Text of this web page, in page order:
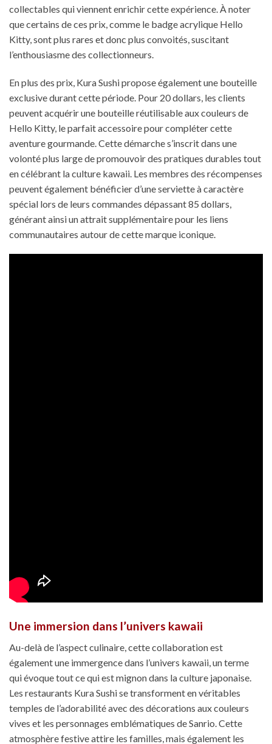
collectables qui viennent enrichir cette expérience. À noter
que certains de ces prix, comme le badge acrylique Hello
Kitty, sont plus rares et donc plus convoités, suscitant
l’enthousiasme des collectionneurs.
En plus des prix, Kura Sushi propose également une bouteille
exclusive durant cette période. Pour 20 dollars, les clients
peuvent acquérir une bouteille réutilisable aux couleurs de
Hello Kitty, le parfait accessoire pour compléter cette
aventure gourmande. Cette démarche s’inscrit dans une
volonté plus large de promouvoir des pratiques durables tout
en célébrant la culture kawaii. Les membres des récompenses
peuvent également bénéficier d’une serviette à caractère
spécial lors de leurs commandes dépassant 85 dollars,
générant ainsi un attrait supplémentaire pour les liens
communautaires autour de cette marque iconique.
Une immersion dans l’univers kawaii
Au-delà de l’aspect culinaire, cette collaboration est
également une immergence dans l’univers kawaii, un terme
qui évoque tout ce qui est mignon dans la culture japonaise.
Les restaurants Kura Sushi se transforment en véritables
temples de l’adorabilité avec des décorations aux couleurs
vives et les personnages emblématiques de Sanrio. Cette
atmosphère festive attire les familles, mais également les